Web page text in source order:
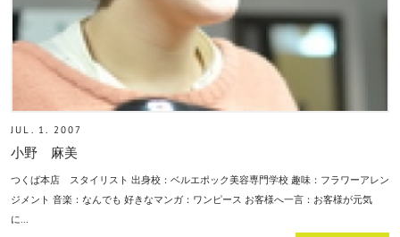
JUL. 1. 2007
小野 麻美
つくば本店 スタイリスト 出身校：ベルエポック美容専門学校 趣味：フラワーアレン
ジメント 音楽：なんでも 好きなマンガ：ワンピース お客様へ一言：お客様が元気
に...